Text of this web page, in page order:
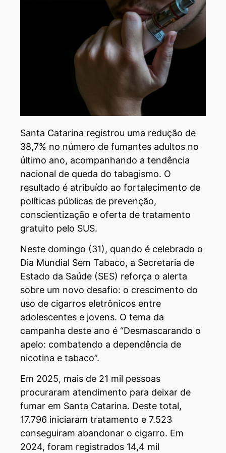
Santa Catarina registrou uma redução de
38,7% no número de fumantes adultos no
último ano, acompanhando a tendência
nacional de queda do tabagismo. O
resultado é atribuído ao fortalecimento de
políticas públicas de prevenção,
conscientização e oferta de tratamento
gratuito pelo SUS.
Neste domingo (31), quando é celebrado o
Dia Mundial Sem Tabaco, a Secretaria de
Estado da Saúde (SES) reforça o alerta
sobre um novo desafio: o crescimento do
uso de cigarros eletrônicos entre
adolescentes e jovens. O tema da
campanha deste ano é “Desmascarando o
apelo: combatendo a dependência de
nicotina e tabaco”.
Em 2025, mais de 21 mil pessoas
procuraram atendimento para deixar de
fumar em Santa Catarina. Deste total,
17.796 iniciaram tratamento e 7.523
conseguiram abandonar o cigarro. Em
2024, foram registrados 14,4 mil